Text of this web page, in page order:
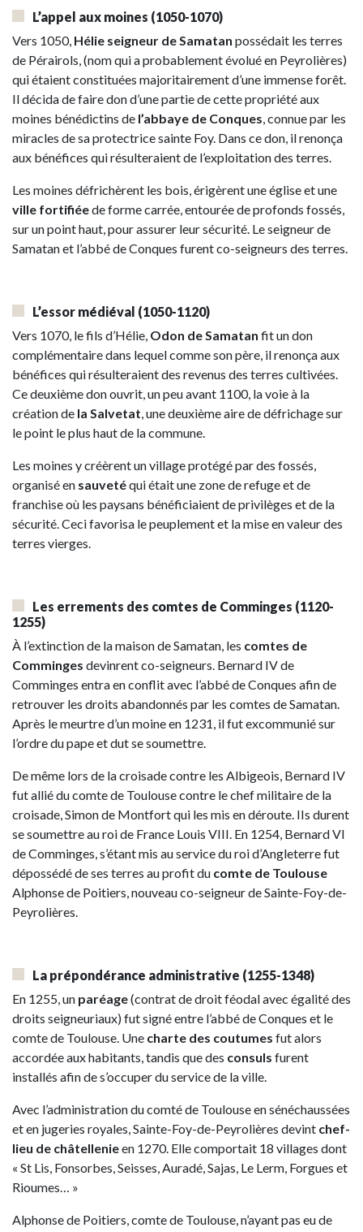
L’appel aux moines (1050-1070)
Vers 1050, Hélie seigneur de Samatan possédait les terres
de Pérairols, (nom qui a probablement évolué en Peyrolières)
qui étaient constituées majoritairement d’une immense forêt.
Il décida de faire don d’une partie de cette propriété aux
moines bénédictins de l’abbaye de Conques, connue par les
miracles de sa protectrice sainte Foy. Dans ce don, il renonça
aux bénéfices qui résulteraient de l’exploitation des terres.
Les moines défrichèrent les bois, érigèrent une église et une
ville fortifiéede forme carrée, entourée de profonds fossés,
sur un point haut, pour assurer leur sécurité. Le seigneur de
Samatan et l’abbé de Conques furent co-seigneurs des terres.
L’essor médiéval (1050-1120)
Vers 1070, le fils d’Hélie, Odon de Samatan fit un don
complémentaire dans lequel comme son père, il renonça aux
bénéfices qui résulteraient des revenus des terres cultivées.
Ce deuxième don ouvrit, un peu avant 1100, la voie à la
création de la Salvetat, une deuxième aire de défrichage sur
le point le plus haut de la commune.
Les moines y créèrent un village protégé par des fossés,
organisé en sauvetéqui était une zone de refuge et de
franchise où les paysans bénéficiaient de privilèges et de la
sécurité. Ceci favorisa le peuplement et la mise en valeur des
terres vierges.
Les errements des comtes de Comminges (1120-
1255)
À l’extinction de la maison de Samatan, les comtes de
Comminges devinrent co-seigneurs. Bernard IV de
Comminges entra en conflit avec l’abbé de Conques afin de
retrouver les droits abandonnés par les comtes de Samatan.
Après le meurtre d’un moine en 1231, il fut excommunié sur
l’ordre du pape et dut se soumettre.
De même lors de la croisade contre les Albigeois, Bernard IV
fut allié du comte de Toulouse contre le chef militaire de la
croisade, Simon de Montfort qui les mis en déroute. IIs durent
se soumettre au roi de France Louis VIII. En 1254, Bernard VI
de Comminges, s’étant mis au service du roi d’Angleterre fut
dépossédé de ses terres au profit du comte de Toulouse
Alphonse de Poitiers, nouveau co-seigneur de Sainte-Foy-de-
Peyrolières.
La prépondérance administrative (1255-1348)
En 1255, un paréage(contrat de droit féodal avec égalité des
droits seigneuriaux) fut signé entre l’abbé de Conques et le
comte de Toulouse. Une charte des coutumes fut alors
accordée aux habitants, tandis que des consuls furent
installés afin de s’occuper du service de la ville.
Avec l’administration du comté de Toulouse en sénéchaussées
et en jugeries royales, Sainte-Foy-de-Peyrolières devint chef-
lieu de châtellenieen 1270. Elle comportait 18 villages dont
« St Lis, Fonsorbes, Seisses, Auradé, Sajas, Le Lerm, Forgues et
Rioumes… »
Alphonse de Poitiers, comte de Toulouse, n’ayant pas eu de